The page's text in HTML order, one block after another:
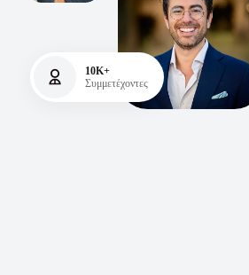
10K+
Συμμετέχοντες